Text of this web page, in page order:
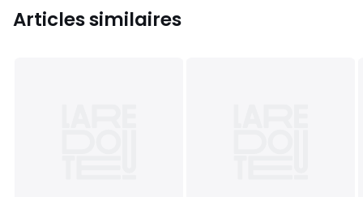
Articles similaires